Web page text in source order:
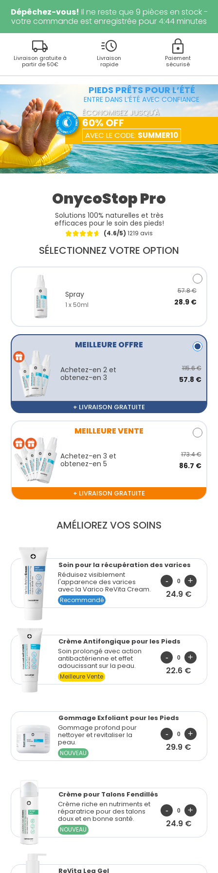
Dépêchez-vous! Il ne reste que 9 pièces en stock -
votre commande est enregistrée pour 4:43minutes
Livraison gratuite à
partir de 50€
local_shipping
Livraison
rapide
acute
Paiement
sécurisé
lock
PIEDS PRÊTS POUR L’ÉTÉ
ENTRE DANS L’ÉTÉ AVEC CONFIANCE
ÉCONOMISEZ JUSQU'À
60% OFF
AVEC LE CODE: SUMMER10
OnycoStop Pro
Solutions 100% naturelles et très
efficaces pour le soin des pieds!
(4.6/5) 1219 avis
SÉLECTIONNEZ VOTRE OPTION
Spray
1 x 50ml
57.8 €
28.9 €
MEILLEURE OFFRE
Achetez-en 2 et
obtenez-en 3
115.6 €
57.8 €
+ LIVRAISON GRATUITE
MEILLEURE VENTE
Achetez-en 3 et
obtenez-en 5
173.4 €
86.7 €
+ LIVRAISON GRATUITE
AMÉLIOREZ VOS SOINS
Soin pour la récupération des varices
Réduisez visiblement
l'apparence des varices
avec la Varico ReVita Cream.
Recommandé
24.9 €
Crème Antifongique pour les Pieds
Soin prolongé avec action
antibactérienne et effet
adoucissant sur la peau.
Meilleure Vente
22.6 €
Gommage Exfoliant pour les Pieds
Gommage profond pour
nettoyer et revitaliser la
peau.
NOUVEAU
29.9 €
Crème pour Talons Fendillés
Crème riche en nutriments et
réparatrice pour des talons
doux et en bonne santé.
NOUVEAU
24.9 €
ReVita Leg Gel